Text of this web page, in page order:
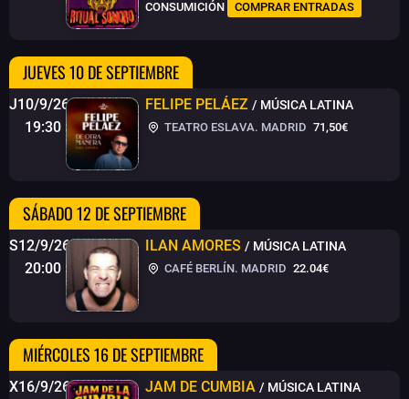
CONSUMICIÓN COMPRAR ENTRADAS
JUEVES 10 DE SEPTIEMBRE
J10/9/26
19:30
FELIPE PELÁEZ / MÚSICA LATINA
TEATRO ESLAVA. MADRID 71,50€
SÁBADO 12 DE SEPTIEMBRE
S12/9/26
20:00
ILAN AMORES / MÚSICA LATINA
CAFÉ BERLÍN. MADRID 22.04€
MIÉRCOLES 16 DE SEPTIEMBRE
X16/9/26
JAM DE CUMBIA / MÚSICA LATINA